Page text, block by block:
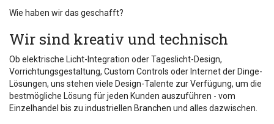
Wie haben wir das geschafft?
Wir sind kreativ und technisch
Ob elektrische Licht-Integration oder Tageslicht-Design,
Vorrichtungsgestaltung, Custom Controls oder Internet der Dinge-
Lösungen, uns stehen viele Design-Talente zur Verfügung, um die
bestmögliche Lösung für jeden Kunden auszuführen - vom
Einzelhandel bis zu industriellen Branchen und alles dazwischen.